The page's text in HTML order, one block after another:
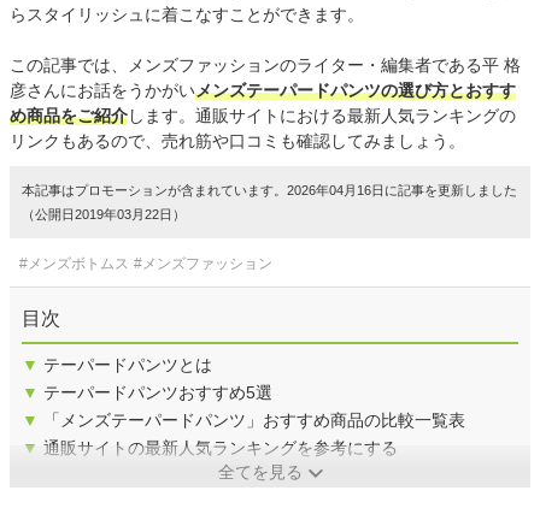
らスタイリッシュに着こなすことができます。
この記事では、メンズファッションのライター・編集者である平 格
彦さんにお話をうかがいメンズテーパードパンツの選び方とおすす
め商品をご紹介します。通販サイトにおける最新人気ランキングの
リンクもあるので、売れ筋や口コミも確認してみましょう。
本記事はプロモーションが含まれています。2026年04月16日に記事を更新しました
（公開日2019年03月22日）
#メンズボトムス #メンズファッション
目次
▼ テーパードパンツとは
▼ テーパードパンツおすすめ5選
▼
「メンズテーパードパンツ」おすすめ商品の比較一覧表
▼ 通販サイトの最新人気ランキングを参考にする
全てを見る